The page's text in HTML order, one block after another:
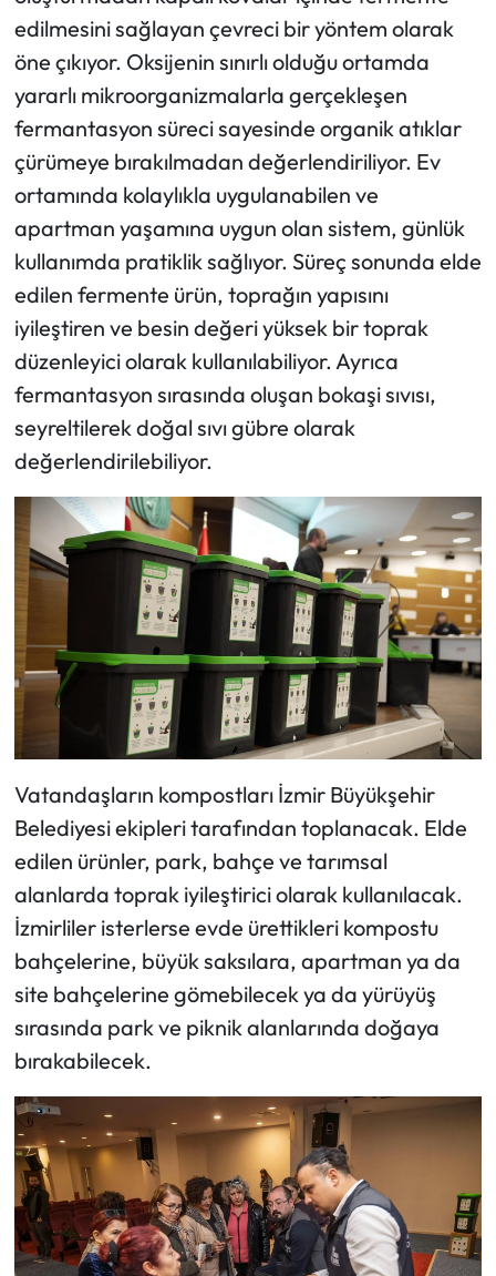
edilmesini sağlayan çevreci bir yöntem olarak
öne çıkıyor. Oksijenin sınırlı olduğu ortamda
yararlı mikroorganizmalarla gerçekleşen
fermantasyon süreci sayesinde organik atıklar
çürümeye bırakılmadan değerlendiriliyor. Ev
ortamında kolaylıkla uygulanabilen ve
apartman yaşamına uygun olan sistem, günlük
kullanımda pratiklik sağlıyor. Süreç sonunda elde
edilen fermente ürün, toprağın yapısını
iyileştiren ve besin değeri yüksek bir toprak
düzenleyici olarak kullanılabiliyor. Ayrıca
fermantasyon sırasında oluşan bokaşi sıvısı,
seyreltilerek doğal sıvı gübre olarak
değerlendirilebiliyor.
Vatandaşların kompostları İzmir Büyükşehir
Belediyesi ekipleri tarafından toplanacak. Elde
edilen ürünler, park, bahçe ve tarımsal
alanlarda toprak iyileştirici olarak kullanılacak.
İzmirliler isterlerse evde ürettikleri kompostu
bahçelerine, büyük saksılara, apartman ya da
site bahçelerine gömebilecek ya da yürüyüş
sırasında park ve piknik alanlarında doğaya
bırakabilecek.